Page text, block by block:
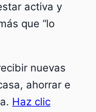
activa y
que “lo
nuevas
ahorrar e
Haz clic